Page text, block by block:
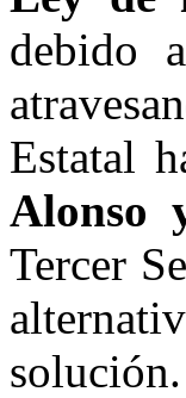
debido
Estatal
Alonso
Tercer
solución.